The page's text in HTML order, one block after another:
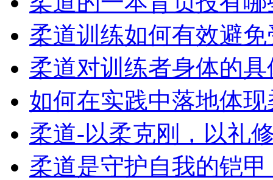
柔道训练如何有效避免
柔道对训练者身体的
如何在实践中落地体现
柔道-以柔克刚，以礼
柔道是守护自我的铠甲